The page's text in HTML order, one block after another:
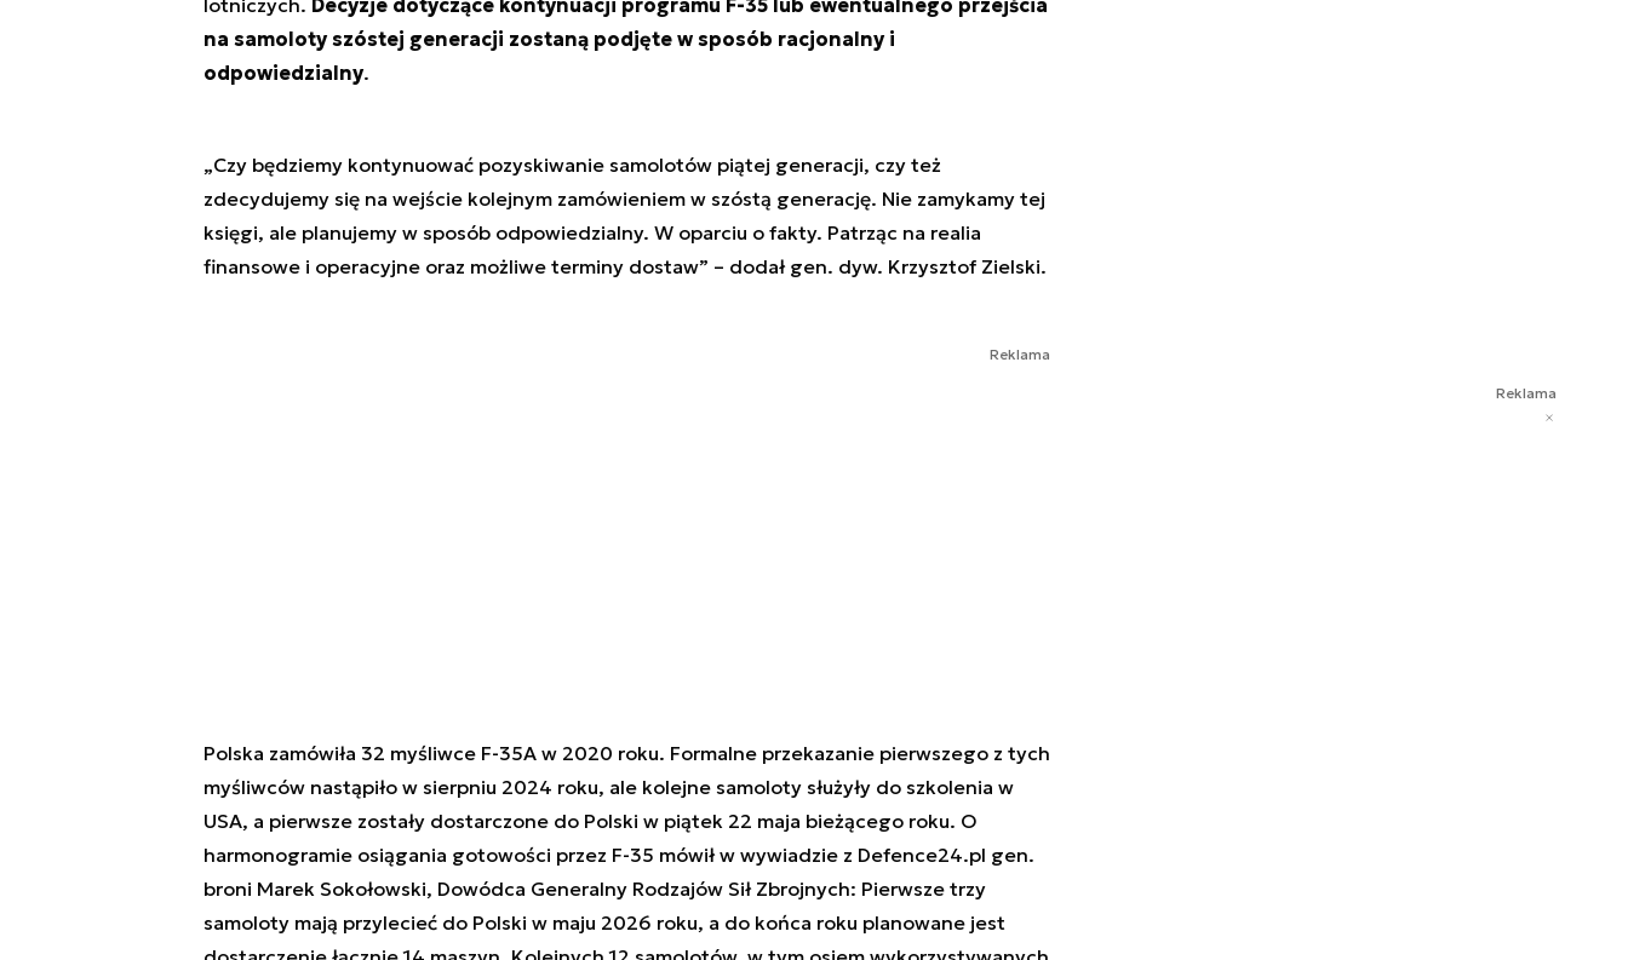
lotniczych. Decyzje dotyczące kontynuacji programu F-35 lub ewentualnego przejścia
na samoloty szóstej generacji zostaną podjęte w sposób racjonalny i
odpowiedzialny.
„Czy będziemy kontynuować pozyskiwanie samolotów piątej generacji, czy też
zdecydujemy się na wejście kolejnym zamówieniem w szóstą generację. Nie zamykamy tej
księgi, ale planujemy w sposób odpowiedzialny. W oparciu o fakty. Patrząc na realia
finansowe i operacyjne oraz możliwe terminy dostaw” – dodał gen. dyw. Krzysztof Zielski.
Reklama
Polska zamówiła 32 myśliwce F-35A w 2020 roku. Formalne przekazanie pierwszego z tych
myśliwców nastąpiło w sierpniu 2024 roku, ale kolejne samoloty służyły do szkolenia w
USA, a pierwsze zostały dostarczone do Polski w piątek 22 maja bieżącego roku. O
harmonogramie osiągania gotowości przez F-35 mówił w wywiadzie z Defence24.pl gen.
broni Marek Sokołowski, Dowódca Generalny Rodzajów Sił Zbrojnych: Pierwsze trzy
samoloty mają przylecieć do Polski w maju 2026 roku, a do końca roku planowane jest
Reklama